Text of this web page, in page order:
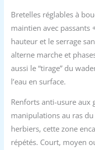
Bretelles réglables à
maintien avec passants
hauteur et le serrage
alterne marche et
aussi le “tirage” du
l’eau en surface.
Renforts anti-usure aux
manipulations au ras du
herbiers, cette zone
répétés. Court, moyen